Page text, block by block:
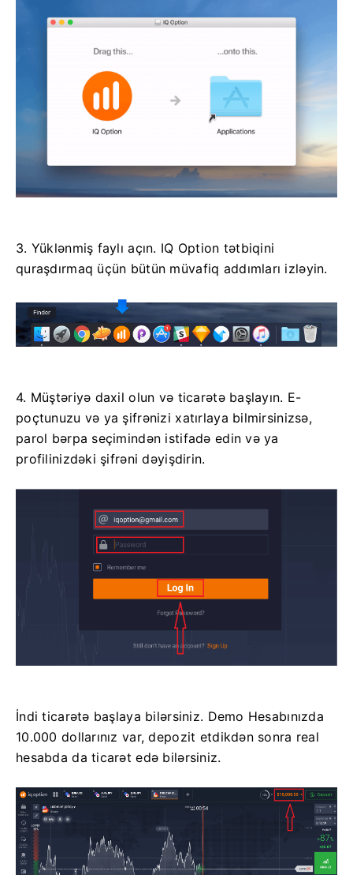
3. Yüklənmiş faylı açın. IQ Option tətbiqini
quraşdırmaq üçün bütün müvafiq addımları izləyin.
4. Müştəriyə daxil olun və ticarətə başlayın. E-
poçtunuzu və ya şifrənizi xatırlaya bilmirsinizsə,
parol bərpa seçimindən istifadə edin və ya
profilinizdəki şifrəni dəyişdirin.
İndi ticarətə başlaya bilərsiniz. Demo Hesabınızda
10.000 dollarınız var, depozit etdikdən sonra real
hesabda da ticarət edə bilərsiniz.